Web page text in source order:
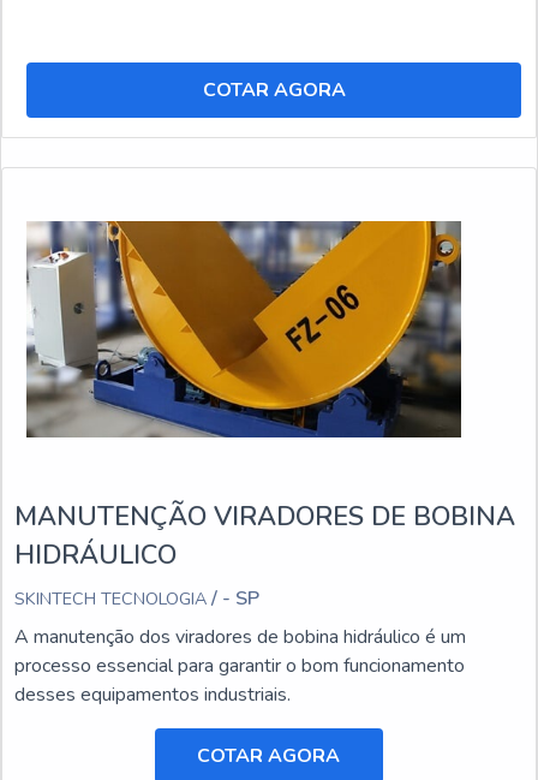
COTAR AGORA
MANUTENÇÃO VIRADORES DE BOBINA
HIDRÁULICO
SKINTECH TECNOLOGIA / - SP
A manutenção dos viradores de bobina hidráulico é um
processo essencial para garantir o bom funcionamento
desses equipamentos industriais.
COTAR AGORA